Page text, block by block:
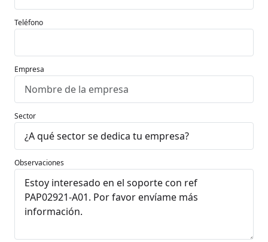
Teléfono
Empresa
Sector
Observaciones